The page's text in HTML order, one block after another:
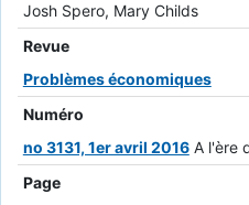
Josh Spero, Mary Childs
Revue
Problèmes économiques
Numéro
no 3131, 1er avril 2016 A l'ère
Page